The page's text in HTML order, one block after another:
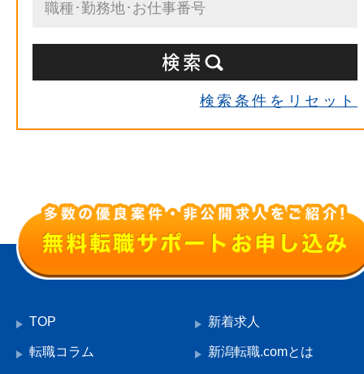
検索条件をリセット
TOP 新着求人
転職コラム 新潟転職.comとは